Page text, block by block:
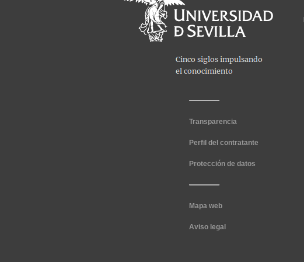
Transparencia
Perfil del contratante
Protección de datos
Mapa web
Aviso legal